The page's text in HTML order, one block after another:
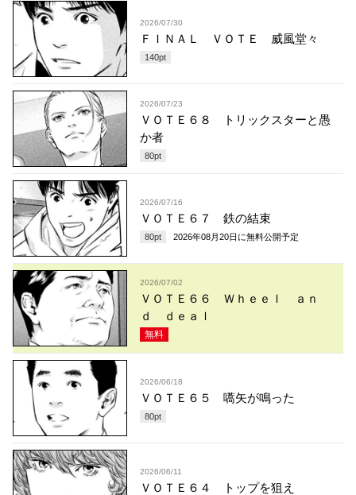
2026/07/30
ＦＩＮＡＬ ＶＯＴＥ 威風堂々
140pt
2026/07/23
ＶＯＴＥ６８ トリックスターと愚
か者
80pt
2026/07/16
ＶＯＴＥ６７ 鉄の結束
80pt 2026年08月20日 に無料公開予定
2026/07/02
ＶＯＴＥ６６ Ｗｈｅｅｌ ａｎ
ｄ ｄｅａｌ
無料
2026/06/18
ＶＯＴＥ６５ 嚆矢が鳴った
80pt
2026/06/11
ＶＯＴＥ６４ トップを狙え